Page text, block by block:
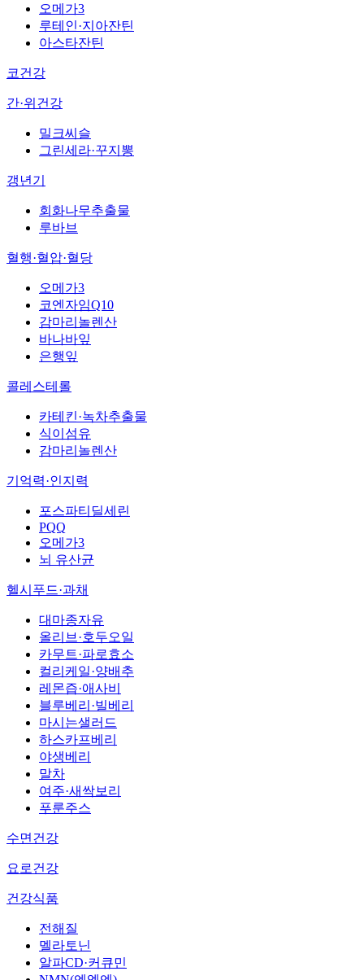
오메가3
루테인·지아잔틴
아스타잔틴
코건강
간·위건강
밀크씨슬
그린세라·꾸지뽕
갱년기
회화나무추출물
루바브
혈행·혈압·혈당
오메가3
코엔자임Q10
감마리놀렌산
바나바잎
은행잎
콜레스테롤
카테킨·녹차추출물
식이섬유
감마리놀렌산
기억력·인지력
포스파티딜세린
PQQ
오메가3
뇌 유산균
헬시푸드·과채
대마종자유
올리브·호두오일
카무트·파로효소
컬리케일·양배추
레몬즙·애사비
블루베리·빌베리
마시는샐러드
하스카프베리
야생베리
말차
여주·새싹보리
푸룬주스
수면건강
요로건강
건강식품
전해질
멜라토닌
알파CD·커큐민